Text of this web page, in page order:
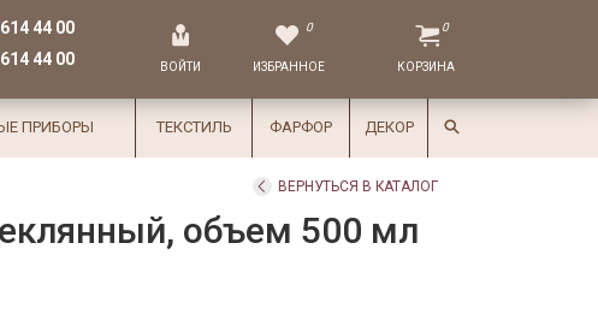
44 00
44 00
ВОЙТИ
0
ИЗБРАННОЕ
0
КОРЗИНА
ПРИБОРЫ ТЕКСТИЛЬ ФАРФОР ДЕКОР
ВЕРНУТЬСЯ В КАТАЛОГ
объем 500 мл